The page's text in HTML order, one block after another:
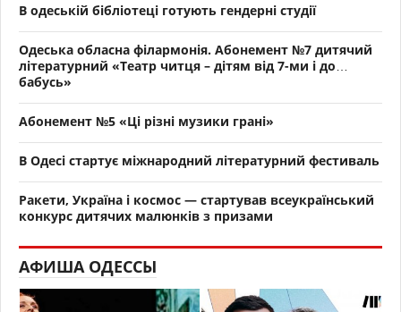
В одеській бібліотеці готують гендерні студії
Одеська обласна філармонія. Абонемент №7 дитячий
літературний «Театр читця – дітям від 7-ми і до…
бабусь»
Абонемент №5 «Ці різні музики грані»
В Одесі стартує міжнародний літературний фестиваль
Ракети, Україна і космос — стартував всеукраїнський
конкурс дитячих малюнків з призами
АФИША ОДЕССЫ